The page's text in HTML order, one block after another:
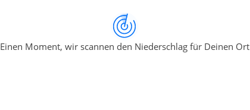
Einen Moment, wir scannen den Niederschlag für Deinen Ort